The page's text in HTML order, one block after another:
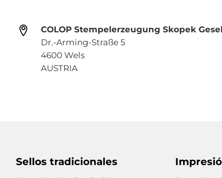
COLOP Stempelerzeugung Skopek
Dr.-Arming-Straße 5
4600 Wels
AUSTRIA
Sellos tradicionales